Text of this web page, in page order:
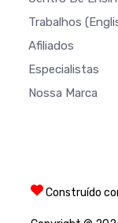
Trabalhos
Afiliados
Especialistas
Nossa Marca
Construído